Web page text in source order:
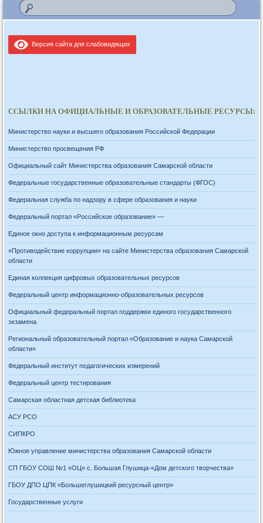
Версия сайта для слабовидящих
ССЫЛКИ НА ОФИЦИАЛЬНЫЕ И ОБРАЗОВАТЕЛЬНЫЕ РЕСУРСЫ:
Министерство науки и высшего образования Российской Федерации
Министерство просвещения РФ
Официальный сайт Министерства образования Самарской области
Федеральные государственные образовательные стандарты (ФГОС)
Федеральная служба по надзору в сфере образования и науки
Федеральный портал «Российское образование» —
Единое окно доступа к информационным ресурсам
«Противодействие коррупции» на сайте Министерства образования Самарской
области
Единая коллекция цифровых образовательных ресурсов
Федеральный центр информационно-образовательных ресурсов
Официальный федеральный портал поддержки единого государственного
экзамена
Региональный образовательный портал «Образование и наука Самарской
области»
Федеральный институт педагогических измерений
Федеральный центр тестирования
Самарская областная детская библиотека
АСУ РСО
СИПКРО
Южное управление министерства образования Самарской области
СП ГБОУ СОШ №1 «ОЦ» с. Большая Глушица-«Дом детского творчества»
ГБОУ ДПО ЦПК «Большеглушицкий ресурсный центр»
Государственные услуги